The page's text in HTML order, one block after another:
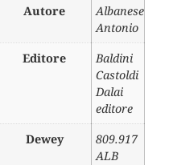
Autore
Albanese
Antonio
Editore
Baldini
Castoldi
Dalai
editore
Dewey
809.917
ALB